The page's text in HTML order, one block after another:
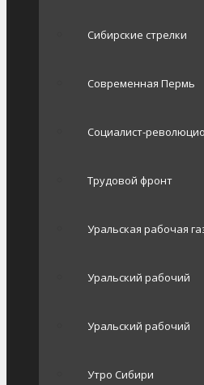
Сибирские стрелки
Современная Пермь
Социалист-
Трудовой фронт
Уральская рабочая
Уральский рабочий
Уральский рабочий
Утро Сибири